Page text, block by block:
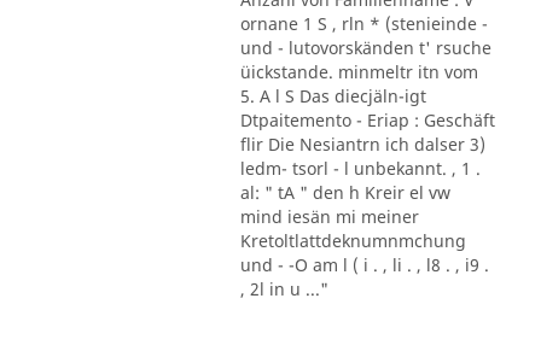
ornane 1 S , rln * (stenieinde -
und - lutovorskänden t' rsuche
üickstande. minmeltr itn vom
5. A l S Das diecjäln-igt
Dtpaitemento - Eriap : Geschäft
flir Die Nesiantrn ich dalser 3)
ledm- tsorl - l unbekannt. , 1 .
al: " tA " den h Kreir el vw
mind iesän mi meiner
Kretoltlattdeknumnmchung
und - -O am l ( i . , li . , l8 . , i9 .
, 2l in u ..."